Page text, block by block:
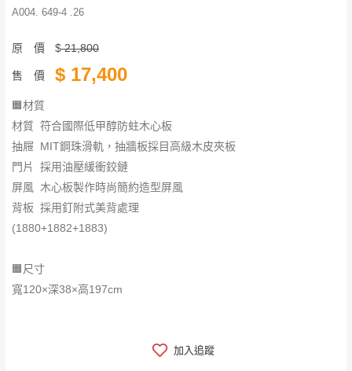
A004. 649-4 .26
原 價 $21,800
售 價 $ 17,400
🟧材質
材質 符合國際低甲醇防蛀木心板
抽屜 MIT鋼珠滑軌，抽牆板採目高級木皮夾板
門片 採用油壓緩衝鉸鏈
​​​​​​​屏風 木心板製作時尚簡約造型屏風
背板 採用釘附式美背處理
(1880+1882+1883)
🟧尺寸
寬120×深38×高197cm
加入追蹤